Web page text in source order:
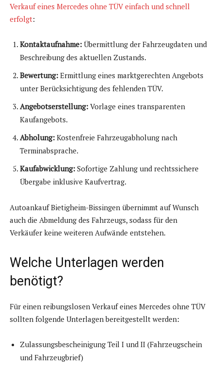
Verkauf eines Mercedes ohne TÜV einfach und schnell
erfolgt:
Kontaktaufnahme: Übermittlung der Fahrzeugdaten und
Beschreibung des aktuellen Zustands.
Bewertung: Ermittlung eines marktgerechten Angebots
unter Berücksichtigung des fehlenden TÜV.
Angebotserstellung: Vorlage eines transparenten
Kaufangebots.
Abholung: Kostenfreie Fahrzeugabholung nach
Terminabsprache.
Kaufabwicklung: Sofortige Zahlung und rechtssichere
Übergabe inklusive Kaufvertrag.
Autoankauf Bietigheim-Bissingen übernimmt auf Wunsch
auch die Abmeldung des Fahrzeugs, sodass für den
Verkäufer keine weiteren Aufwände entstehen.
Welche Unterlagen werden
benötigt?
Für einen reibungslosen Verkauf eines Mercedes ohne TÜV
sollten folgende Unterlagen bereitgestellt werden:
Zulassungsbescheinigung Teil I und II (Fahrzeugschein
und Fahrzeugbrief)